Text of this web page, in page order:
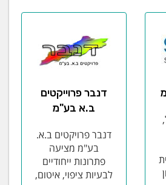
דנבר פרוייקטים
ב.א בע"מ
דנבר פרויקטים ב.א.
בע"מ מציעה
פתרונות ייחודיים
לבעיות ציפוי, איטום,